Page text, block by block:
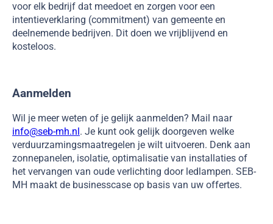
voor elk bedrijf dat meedoet en zorgen voor een
intentieverklaring (commitment) van gemeente en
deelnemende bedrijven. Dit doen we vrijblijvend en
kosteloos.
Aanmelden
Wil je meer weten of je gelijk aanmelden? Mail naar
info@seb-mh.nl. Je kunt ook gelijk doorgeven welke
verduurzamingsmaatregelen je wilt uitvoeren. Denk aan
zonnepanelen, isolatie, optimalisatie van installaties of
het vervangen van oude verlichting door ledlampen. SEB-
MH maakt de businesscase op basis van uw offertes.